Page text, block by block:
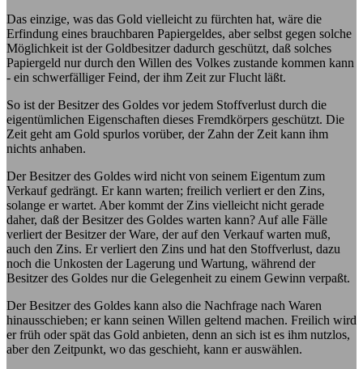
Das einzige, was das Gold vielleicht zu fürchten hat, wäre die
Erfindung eines brauchbaren Papiergeldes, aber selbst gegen solche
Möglichkeit ist der Goldbesitzer dadurch geschützt, daß solches
Papiergeld nur durch den Willen des Volkes zustande kommen kann
- ein schwerfälliger Feind, der ihm Zeit zur Flucht läßt.
So ist der Besitzer des Goldes vor jedem Stoffverlust durch die
eigentümlichen Eigenschaften dieses Fremdkörpers geschützt. Die
Zeit geht am Gold spurlos vorüber, der Zahn der Zeit kann ihm
nichts anhaben.
Der Besitzer des Goldes wird nicht von seinem Eigentum zum
Verkauf gedrängt. Er kann warten; freilich verliert er den Zins,
solange er wartet. Aber kommt der Zins vielleicht nicht gerade
daher, daß der Besitzer des Goldes warten kann? Auf alle Fälle
verliert der Besitzer der Ware, der auf den Verkauf warten muß,
auch den Zins. Er verliert den Zins und hat den Stoffverlust, dazu
noch die Unkosten der Lagerung und Wartung, während der
Besitzer des Goldes nur die Gelegenheit zu einem Gewinn verpaßt.
Der Besitzer des Goldes kann also die Nachfrage nach Waren
hinausschieben; er kann seinen Willen geltend machen. Freilich wird
er früh oder spät das Gold anbieten, denn an sich ist es ihm nutzlos,
aber den Zeitpunkt, wo das geschieht, kann er auswählen.